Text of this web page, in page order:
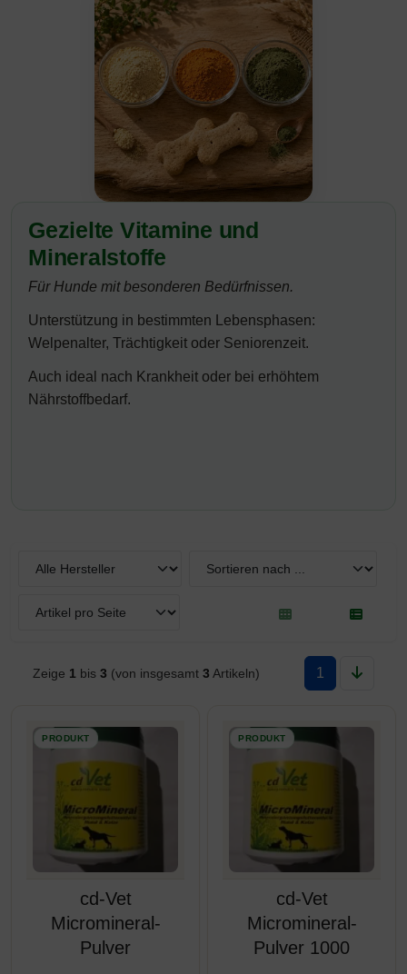
Gezielte Vitamine und
Mineralstoffe
Für Hunde mit besonderen Bedürfnissen.
Unterstützung in bestimmten Lebensphasen:
Welpenalter, Trächtigkeit oder Seniorenzeit.
Auch ideal nach Krankheit oder bei erhöhtem
Nährstoffbedarf.
Zeige 1 bis3 (von insgesamt3 Artikeln) 1
cd-Vet
Micromineral-
Pulver
cd-Vet
Micromineral-
Pulver 1000